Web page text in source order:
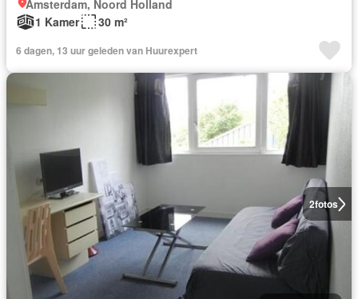
Amsterdam, Noord Holland
1 Kamer
30 m²
6 dagen, 13 uur geleden van Huurexpert
2fotos